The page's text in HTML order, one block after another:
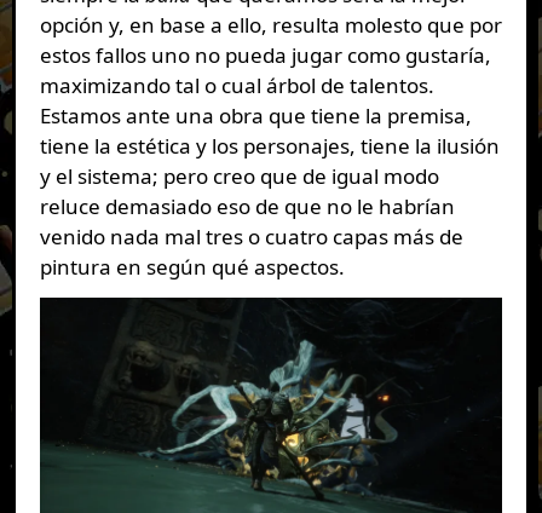
opción y, en base a ello, resulta molesto que por
estos fallos uno no pueda jugar como gustaría,
maximizando tal o cual árbol de talentos.
Estamos ante una obra que tiene la premisa,
tiene la estética y los personajes, tiene la ilusión
y el sistema; pero creo que de igual modo
reluce demasiado eso de que no le habrían
venido nada mal tres o cuatro capas más de
pintura en según qué aspectos.